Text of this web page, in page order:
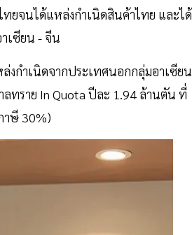
ยจนได้แหล่งกำเนิดสินค้าไทย และได้
เซียน - จีน
งกำเนิดจากประเทศนอกกลุ่มอาเซียน
ทราย In Quota ปีละ 1.94 ล้านตัน ที่
าษี 30%)